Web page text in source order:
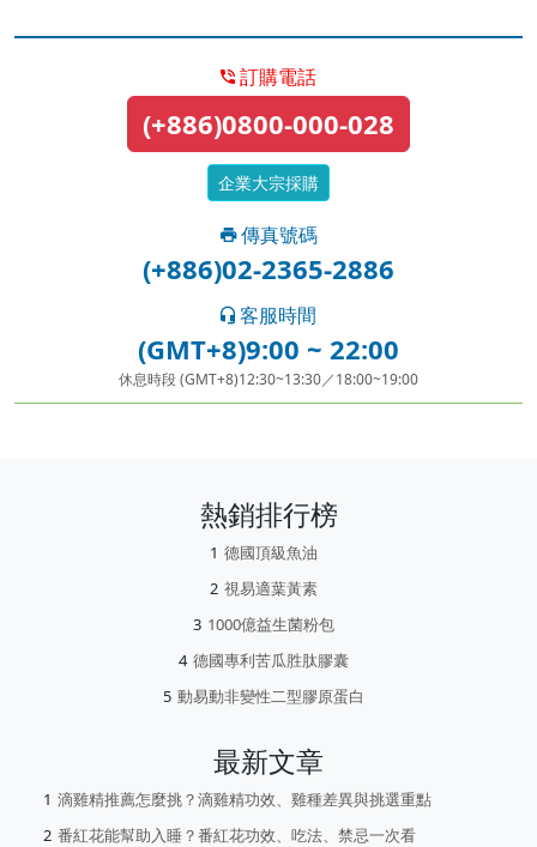
訂購電話
(+886)0800-000-028
企業大宗採購
傳真號碼
(+886)02-2365-2886
客服時間
(GMT+8)9:00 ~ 22:00
休息時段 (GMT+8)12:30~13:30／18:00~19:00
熱銷排行榜
德國頂級魚油
視易適葉黃素
1000億益生菌粉包
德國專利苦瓜胜肽膠囊
動易動非變性二型膠原蛋白
最新文章
滴雞精推薦怎麼挑？滴雞精功效、雞種差異與挑選重點
番紅花能幫助入睡？番紅花功效、吃法、禁忌一次看